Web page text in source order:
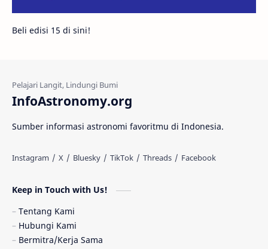
Fakta Galaksi Spiral
Gerhana Matahari
Quasar
Beli edisi 15 di sini!
InfoAstronomy.org
Sumber informasi astronomi favoritmu di Indonesia.
Keep in Touch with Us!
Tentang Kami
Hubungi Kami
Bermitra/Kerja Sama